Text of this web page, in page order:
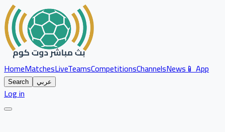
HomeMatchesLiveTeamsCompetitionsChannelsNews📱 App
Search عربي
Log in